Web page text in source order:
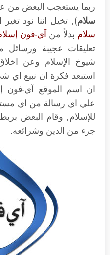
ربما يستعجب البعض من
سلام), تخيل اننا نود
سلام بدلاً منآي-فون
تعليقات عجيبة
شيوخ الإسلام وعن
استبعد فكرة ان نبيع اي
ان اسم الموقع آي-فون
علي اي رسالة من اي
للإسلام, وقام البعض بربط
جزء من الدين وشرائعه.